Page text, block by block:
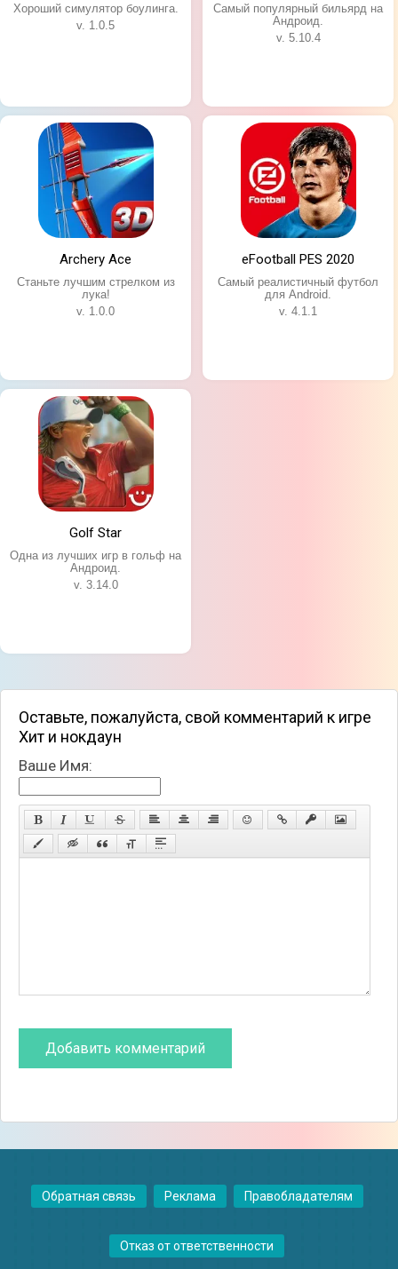
Хороший симулятор боулинга.
v. 1.0.5
Самый популярный бильярд на
Андроид.
v. 5.10.4
Archery Ace
Станьте лучшим стрелком из
лука!
v. 1.0.0
eFootball PES 2020
Самый реалистичный футбол
для Android.
v. 4.1.1
Golf Star
Одна из лучших игр в гольф на
Андроид.
v. 3.14.0
Оставьте, пожалуйста, свой комментарий к игре
Хит и нокдаун
Ваше Имя:
Обратная связь Реклама Правобладателям
Отказ от ответственности